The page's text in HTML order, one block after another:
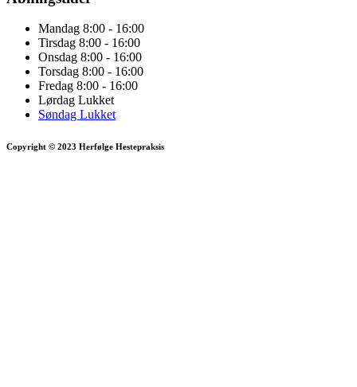
Mandag 8:00 - 16:00
Tirsdag 8:00 - 16:00
Onsdag 8:00 - 16:00
Torsdag 8:00 - 16:00
Fredag 8:00 - 16:00
Lørdag Lukket
Søndag Lukket
Copyright © 2023 Herfølge Hestepraksis